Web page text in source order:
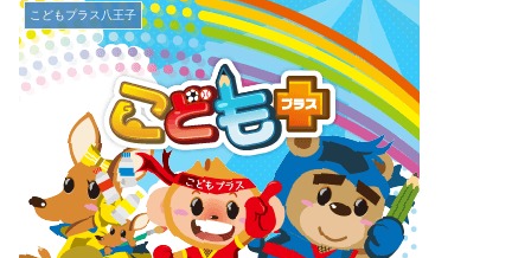
こどもプラス八王子